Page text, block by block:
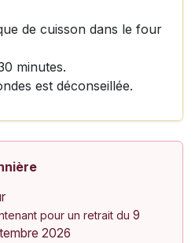
de cuisson dans le four
minutes.
est déconseillée.
pour un retrait du 9
2026